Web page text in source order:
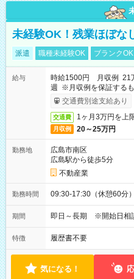
未経験OK！残業ほぼな
派遣 職種未経験OK ブランクOK
給与
時給1500円 月収例 21
週 ※月収例を保証する
ービス利用可（利用条件
交通費別途支給あり
交通費 1ヶ月3万円を上
月収例 20～25万円
勤務地
広島市南区
広島駅から徒歩5分
不動産業
勤務時間 09:30-17:30（休憩60分
期間 即日～長期 ※開始日相
特徴 履歴書不要
気になる！